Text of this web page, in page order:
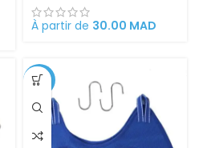
Massage, Bain et
Récupération des Poils |
Convient à Toutes Tailles
de Pelage.
À partir de 30.00 MAD
-21%